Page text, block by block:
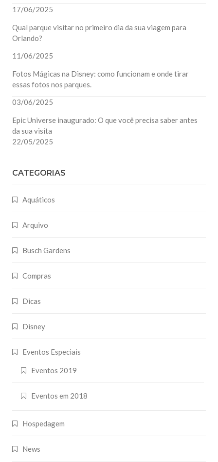
17/06/2025
Qual parque visitar no primeiro dia da sua viagem para
Orlando?
11/06/2025
Fotos Mágicas na Disney: como funcionam e onde tirar
essas fotos nos parques.
03/06/2025
Epic Universe inaugurado: O que você precisa saber antes
da sua visita
22/05/2025
CATEGORIAS
Aquáticos
Arquivo
Busch Gardens
Compras
Dicas
Disney
Eventos Especiais
Eventos 2019
Eventos em 2018
Hospedagem
News